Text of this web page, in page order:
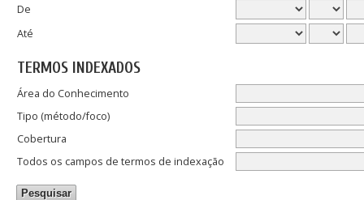
De
Até
TERMOS INDEXADOS
Área do Conhecimento
Tipo (método/foco)
Cobertura
Todos os campos de termos de indexação